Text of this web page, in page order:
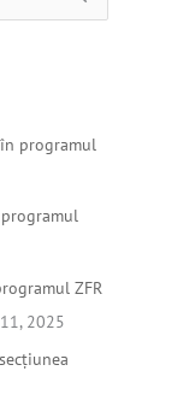
în programul
ZFR
2025